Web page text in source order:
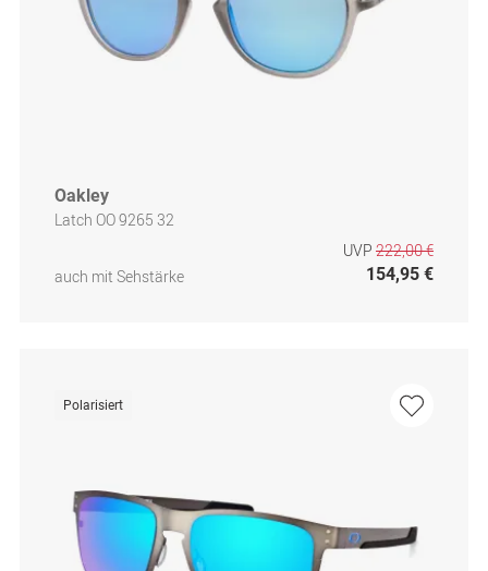
Oakley
Latch OO 9265 32
auch mit Sehstärke
UVP 222,00 €
154,95 €
Polarisiert